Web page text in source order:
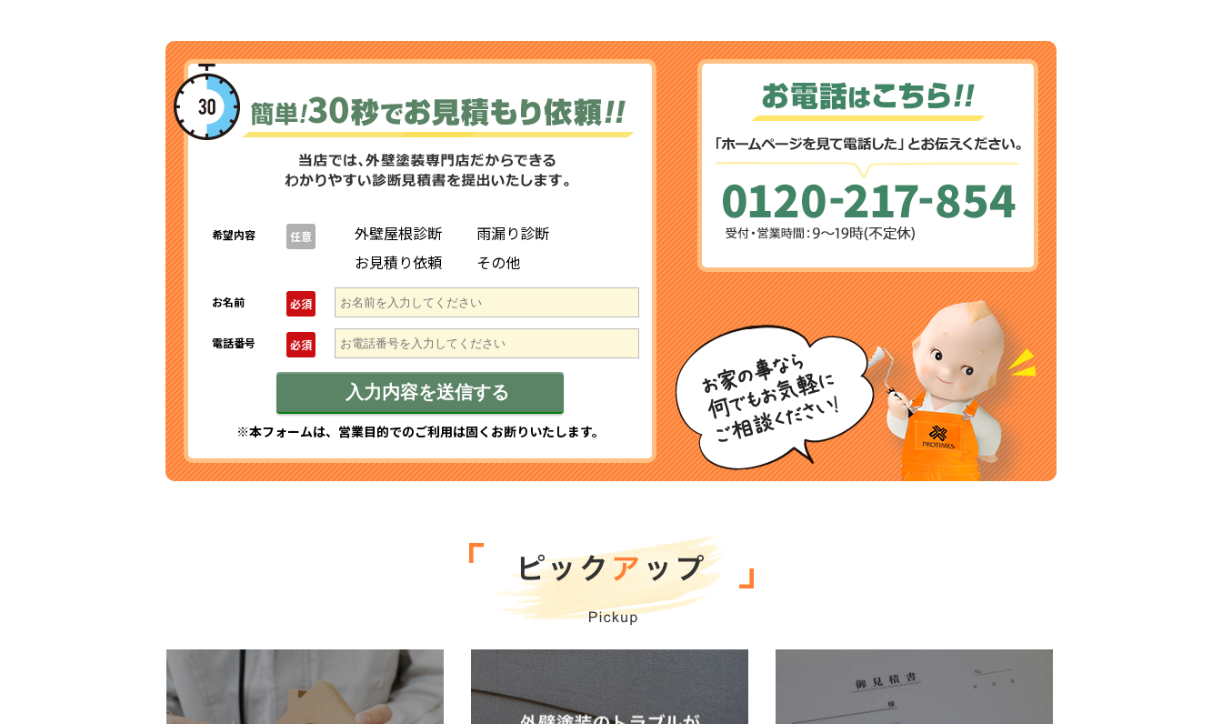
希望内容 任意 外壁屋根診断
雨漏り診断
お見積り依頼
その他
お名前 必須
電話番号 必須
※本フォームは、営業目的でのご利用は固くお断りいたします。